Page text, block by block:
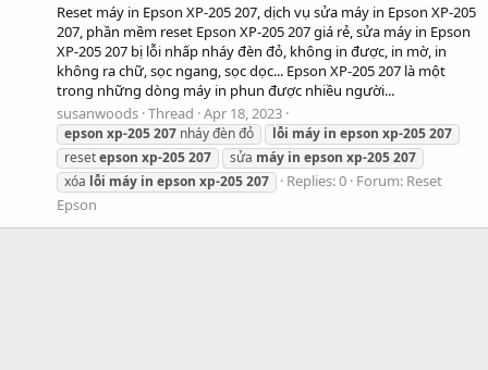
Reset máy in Epson XP-205 207, dịch vụ sửa máy in Epson XP-205
207, phần mềm reset Epson XP-205 207 giá rẻ, sửa máy in Epson
XP-205 207 bị lỗi nhấp nháy đèn đỏ, không in được, in mờ, in
không ra chữ, sọc ngang, sọc dọc... Epson XP-205 207 là một
trong những dòng máy in phun được nhiều người...
susanwoods Thread Apr 18, 2023
epson xp-205207 nháy đèn đỏ lỗi máy in epson xp-205207
resetepson xp-205207 sửa máy in epson xp-205207
xóa lỗi máy in epson xp-205207 Replies: 0 Forum: Reset
Epson